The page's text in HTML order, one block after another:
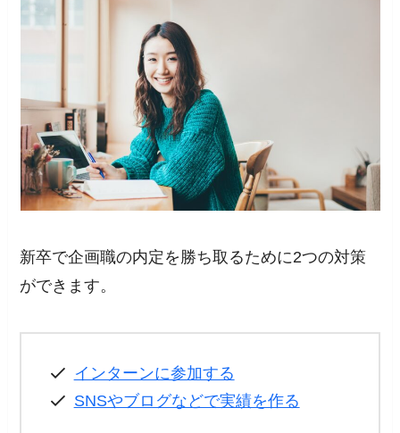
新卒で企画職の内定を勝ち取るために2つの対策
ができます。
インターンに参加する
SNSやブログなどで実績を作る